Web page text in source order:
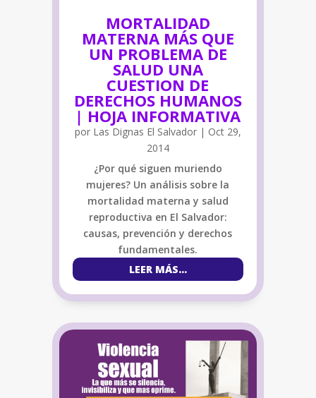
MORTALIDAD
MATERNA MÁS QUE
UN PROBLEMA DE
SALUD UNA
CUESTION DE
DERECHOS HUMANOS
| HOJA INFORMATIVA
por Las Dignas El Salvador| Oct 29,
2014
¿Por qué siguen muriendo
mujeres? Un análisis sobre la
mortalidad materna y salud
reproductiva en El Salvador:
causas, prevención y derechos
fundamentales.
LEER MÁS...